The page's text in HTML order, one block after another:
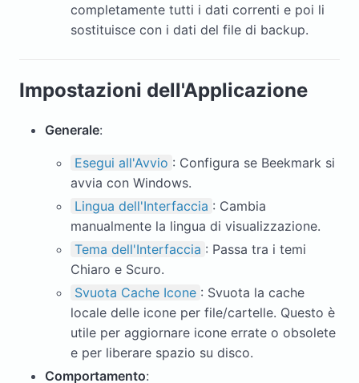
completamente tutti i dati correnti e poi li
sostituisce con i dati del file di backup.
Impostazioni dell'Applicazione
Generale:
Esegui all'Avvio : Configura se Beekmark si
avvia con Windows.
Lingua dell'Interfaccia : Cambia
manualmente la lingua di visualizzazione.
Tema dell'Interfaccia : Passa tra i temi
Chiaro e Scuro.
Svuota Cache Icone : Svuota la cache
locale delle icone per file/cartelle. Questo è
utile per aggiornare icone errate o obsolete
e per liberare spazio su disco.
Comportamento: